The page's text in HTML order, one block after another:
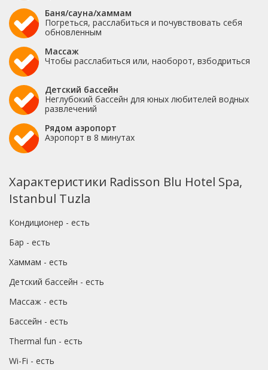
Баня/сауна/хаммам
Погреться, расслабиться и почувствовать себя
обновленным
Массаж
Чтобы расслабиться или, наоборот, взбодриться
Детский бассейн
Неглубокий бассейн для юных любителей водных
развлечений
Рядом аэропорт
Аэропорт в 8 минутах
Характеристики Radisson Blu Hotel Spa,
Istanbul Tuzla
Кондиционер - есть
Бар - есть
Хаммам - есть
Детский бассейн - есть
Массаж - есть
Бассейн - есть
Thermal fun - есть
Wi-Fi - есть